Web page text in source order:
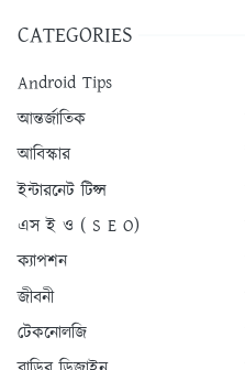
CATEGORIES
Android Tips
আন্তর্জাতিক
আবিস্কার
ইন্টারনেট টিপ্স
এস ই ও ( S E O)
ক্যাপশন
জীবনী
টেকনোলজি